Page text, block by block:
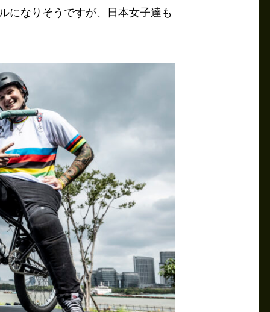
になりそうですが、日本女子達も